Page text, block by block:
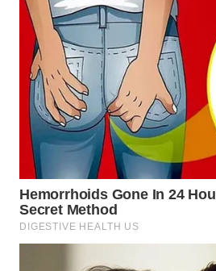
WN
PADANG
LAWAS
WN
SUMEDANG
CIANJUR
WN
KEPULAUAN